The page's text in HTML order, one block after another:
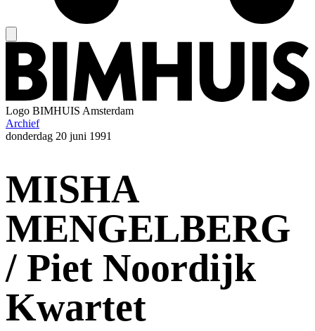
Logo BIMHUIS Amsterdam
Archief
donderdag 20 juni 1991
MISHA
MENGELBERG
/ Piet Noordijk
Kwartet